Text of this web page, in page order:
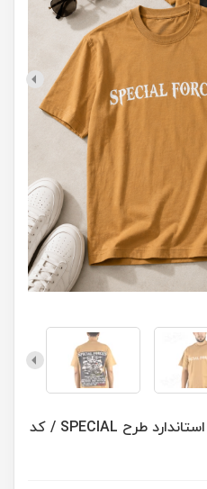
تیشرت مردانه یقه گرد لش استاندارد طرح SPECIAL / کد